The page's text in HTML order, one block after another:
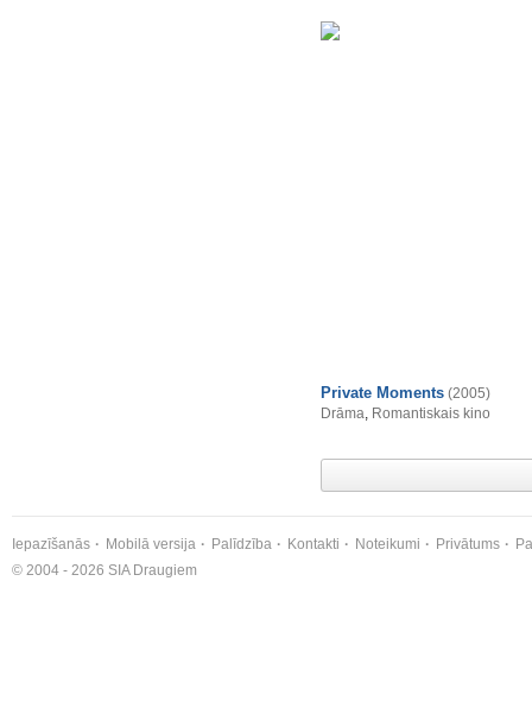
Private Moments (2005)
Drāma, Romantiskais kino
Iepazīšanās Mobilā versija Palīdzība Kontakti Noteikumi Privātums
© 2004 - 2026 SIA Draugiem